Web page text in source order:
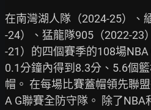
在南灣湖人隊（2024-25）、
-24）、猛龍隊905（2022-23
-21）的四個賽季的108場
0.1分鐘內得到8.3分、5.6個
帽。 在每場比賽蓋帽領先聯
A G聯賽全防守隊。 除了NBA